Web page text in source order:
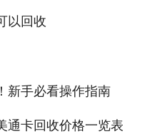
以回收
新手必看操作指南
通卡回收价格一览表